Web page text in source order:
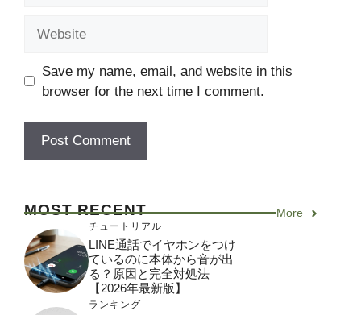
Save my name, email, and website in this
browser for the next time I comment.
MOST RECENT More
チュートリアル
LINE通話でイヤホンをつけ
ているのに本体から音が出
る？原因と完全対処法
【2026年最新版】
ランキング